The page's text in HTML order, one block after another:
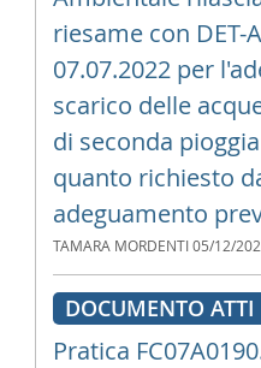
riesame con DET-
07.07.2022 per
scarico delle
di seconda
quanto richiesto
adeguamento
TAMARA MORDENTI 05/12/
DOCUMENTO ATTI
Pratica